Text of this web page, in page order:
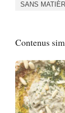
SANS
Contenus